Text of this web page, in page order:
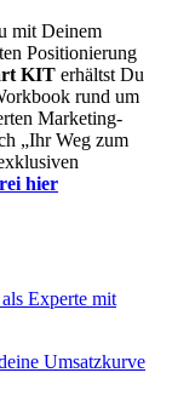
mit Deinem
Positionierung
KIT erhältst Du
rund um
Marketing-
„Ihr Weg zum
hier
Experte mit
Umsatzkurve